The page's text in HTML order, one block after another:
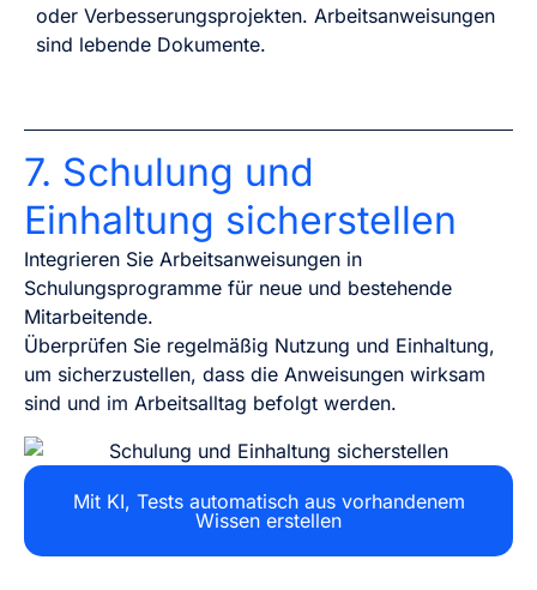
oder Verbesserungsprojekten. Arbeitsanweisungen
sind lebende Dokumente.
7. Schulung und
Einhaltung sicherstellen
Integrieren Sie Arbeitsanweisungen in
Schulungsprogramme für neue und bestehende
Mitarbeitende.
Überprüfen Sie regelmäßig Nutzung und Einhaltung,
um sicherzustellen, dass die Anweisungen wirksam
sind und im Arbeitsalltag befolgt werden.
Mit KI, Tests automatisch aus vorhandenem
Wissen erstellen